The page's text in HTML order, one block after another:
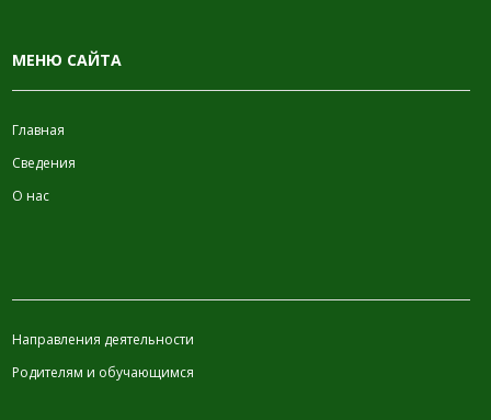
МЕНЮ САЙТА
Главная
Сведения
О нас
Направления деятельности
Родителям и обучающимся